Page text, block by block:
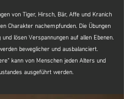
von Tiger, Hirsch, Bär, Affe und Kranich
Charakter nachempfunden. Die Übungen
lösen Verspannungen auf allen Ebenen.
beweglicher und ausbalanciert.
kann von Menschen jeden Alters und
ausgeführt werden.